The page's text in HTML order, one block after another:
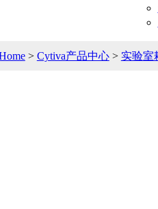
> Cytiva产品中心> 实验室